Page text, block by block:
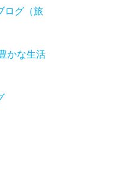
ログ（旅
かな生活